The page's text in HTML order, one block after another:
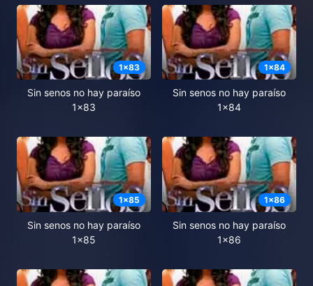
1x83
Sin senos no hay paraíso
1x83
1x84
Sin senos no hay paraíso
1x84
1x85
Sin senos no hay paraíso
1x85
1x86
Sin senos no hay paraíso
1x86